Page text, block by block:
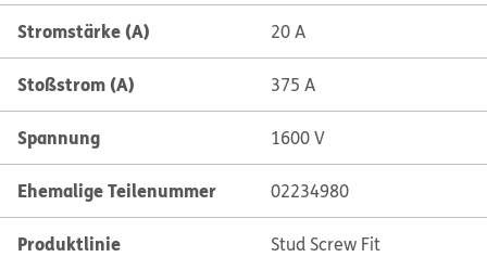
Stromstärke (A) 20 A
Stoßstrom (A) 375 A
Spannung 1600 V
Ehemalige Teilenummer 02234980
Produktlinie Stud Screw Fit